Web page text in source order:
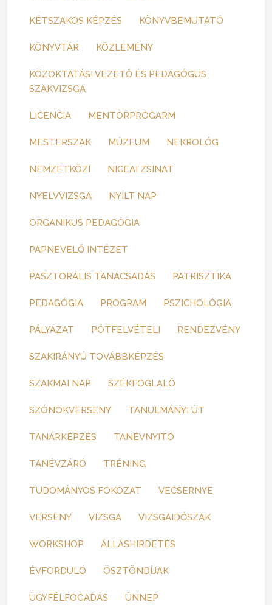
KÉTSZAKOS KÉPZÉS KÖNYVBEMUTATÓ
KÖNYVTÁR KÖZLEMÉNY
KÖZOKTATÁSI VEZETŐ ÉS PEDAGÓGUS
SZAKVIZSGA
LICENCIA MENTORPROGARM
MESTERSZAK MÚZEUM NEKROLÓG
NEMZETKÖZI NICEAI ZSINAT
NYELVVIZSGA NYÍLT NAP
ORGANIKUS PEDAGÓGIA
PAPNEVELŐ INTÉZET
PASZTORÁLIS TANÁCSADÁS PATRISZTIKA
PEDAGÓGIA PROGRAM PSZICHOLÓGIA
PÁLYÁZAT PÓTFELVÉTELI RENDEZVÉNY
SZAKIRÁNYÚ TOVÁBBKÉPZÉS
SZAKMAI NAP SZÉKFOGLALÓ
SZÓNOKVERSENY TANULMÁNYI ÚT
TANÁRKÉPZÉS TANÉVNYITÓ
TANÉVZÁRÓ TRÉNING
TUDOMÁNYOS FOKOZAT VECSERNYE
VERSENY VIZSGA VIZSGAIDŐSZAK
WORKSHOP ÁLLÁSHIRDETÉS
ÉVFORDULÓ ÖSZTÖNDÍJAK
ÜGYFÉLFOGADÁS ÜNNEP